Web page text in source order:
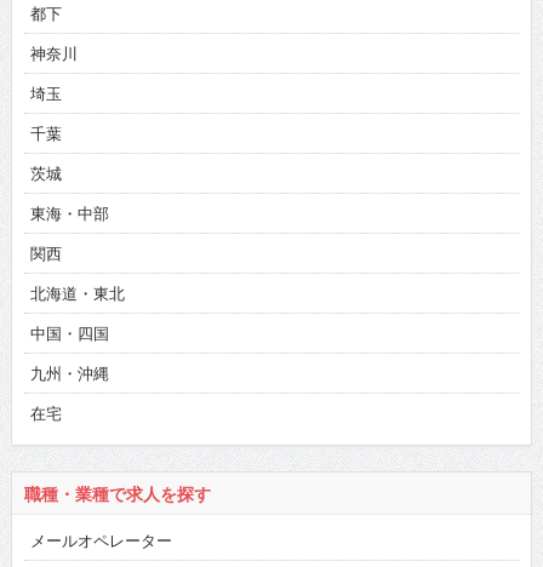
都下
神奈川
埼玉
千葉
茨城
東海・中部
関西
北海道・東北
中国・四国
九州・沖縄
在宅
職種・業種で求人を探す
メールオペレーター